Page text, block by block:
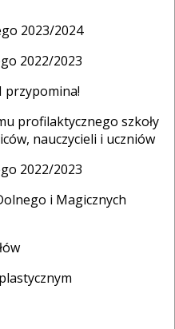
2023/2024
2022/2023
przypomina!
profilaktycznego szkoły
nauczycieli i uczniów
2022/2023
i Magicznych